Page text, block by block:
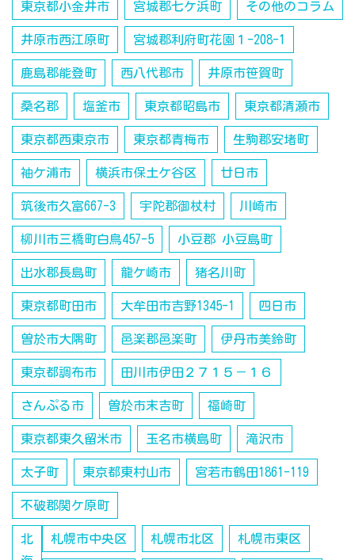
東京都小金井市 宮城郡七ケ浜町 その他のコラム
井原市西江原町 宮城郡利府町花園１-208-1
鹿島郡能登町 西八代郡市 井原市笹賀町
桑名郡 塩釜市 東京都昭島市 東京都清瀬市
東京都西東京市 東京都青梅市 生駒郡安堵町
袖ケ浦市 横浜市保土ケ谷区 廿日市
筑後市久富667-3 宇陀郡御杖村 川崎市
柳川市三橋町白鳥457-5 小豆郡 小豆島町
出水郡長島町 龍ケ崎市 猪名川町
東京都町田市 大牟田市吉野1345-1 四日市
曽於市大隅町 邑楽郡邑楽町 伊丹市美鈴町
東京都調布市 田川市伊田２７１５－１６
さんぷる市 曽於市末吉町 福崎町
東京都東久留米市 玉名市横島町 滝沢市
太子町 東京都東村山市 宮若市鶴田1861-119
不破郡関ケ原町
北
札幌市中央区 札幌市北区 札幌市東区